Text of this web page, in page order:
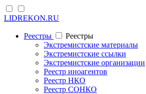
LIDREKON.RU
Реестры
Реестры
Экстремистские материалы
Экстремистские ссылки
Экстремистские организации
Реестр иноагентов
Реестр НКО
Реестр СОНКО